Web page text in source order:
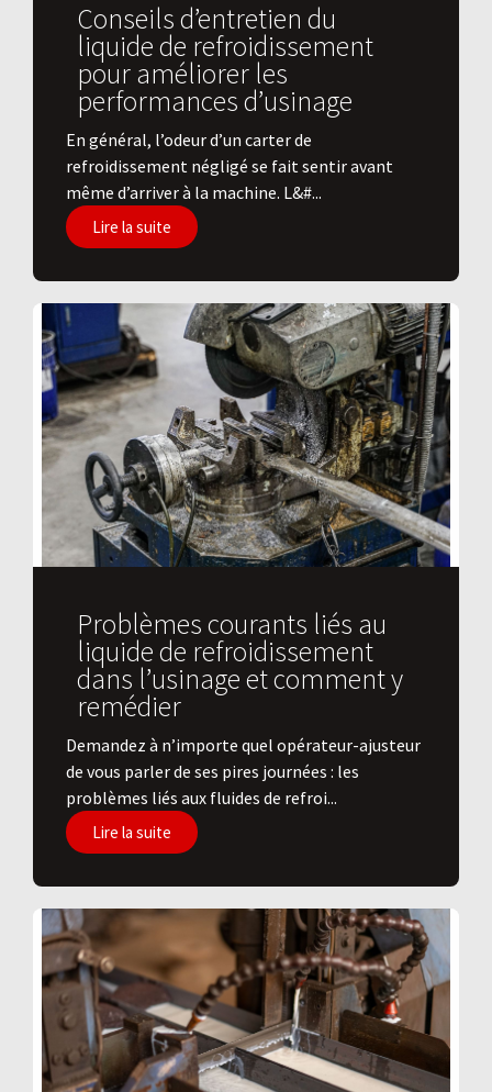
Conseils d’entretien du
liquide de refroidissement
pour améliorer les
performances d’usinage
En général, l’odeur d’un carter de
refroidissement négligé se fait sentir avant
même d’arriver à la machine. L&#...
Lire la suite
Problèmes courants liés au
liquide de refroidissement
dans l’usinage et comment y
remédier
Demandez à n’importe quel opérateur-ajusteur
de vous parler de ses pires journées : les
problèmes liés aux fluides de refroi...
Lire la suite